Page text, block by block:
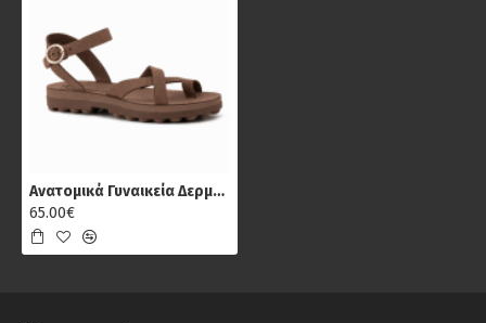
Ανατομικά Γυναικεία Δερμάτινα Σανδάλια Fantasy S9045 River, Σοκολατί
65.00€